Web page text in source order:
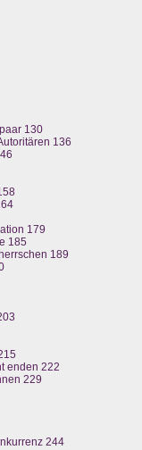
130
136
179
185
189
enden 222
229
244